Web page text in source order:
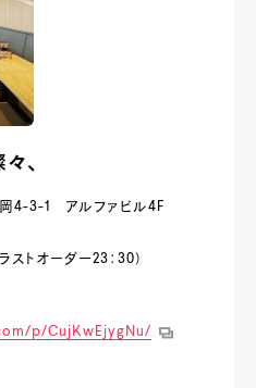
、
4-3-1 アルファビル4F
ストオーダー23：30）
p/CujKwEjygNu/